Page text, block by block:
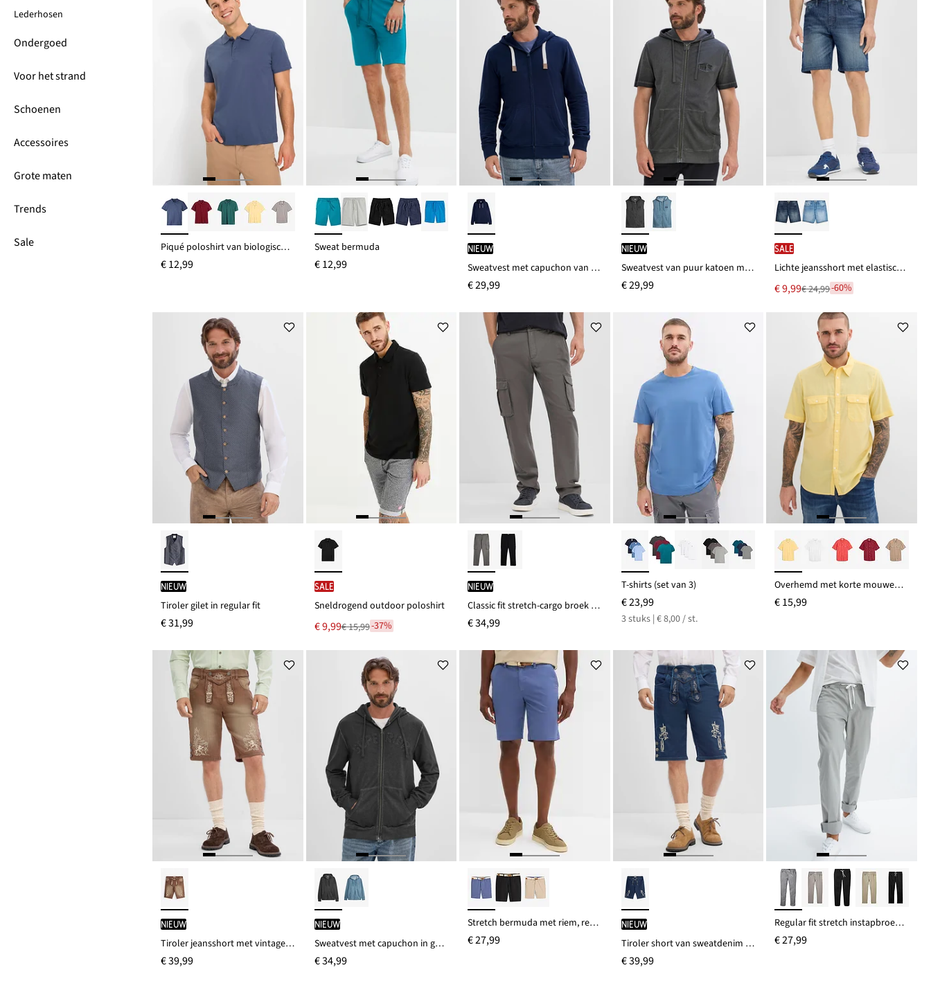
Lederhosen
Ondergoed
Voor het strand
Schoenen
Accessoires
Grote maten
Trends
Sale Piqué poloshirt van biologisch katoen
€ 12,99
Sweat bermuda
€ 12,99
Nieuw
Sweatvest met capuchon van puur katoen
€ 29,99
Nieuw
Sweatvest van puur katoen met capuchon in gewassen look
€ 29,99
SALE
Lichte jeansshort met elastische tailleband, relaxed fit
Nu
voor
€ 9,99
Van € 24,99-60%
Nieuw
Tiroler gilet in regular fit
€ 31,99
SALE
Sneldrogend outdoor poloshirt
Nu
voor
€ 9,99
Van € 15,99-37%
Nieuw
Classic fit stretch-cargo broek met elastische tailleband, straight
€ 34,99
T-shirts (set van 3)
€ 23,99
3 stuks | € 8,00 / st.
Overhemd met korte mouwen van puur katoen
€ 15,99
Nieuw
Tiroler jeansshort met vintage wassing, regular fit
€ 39,99
Nieuw
Sweatvest met capuchon in gewassen look, van puur katoen
€ 34,99
Stretch bermuda met riem, regular fit
€ 27,99
Nieuw
Tiroler short van sweatdenim met comfortabele tailleband
€ 39,99
Regular fit stretch instapbroek, straight
€ 27,99